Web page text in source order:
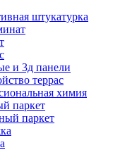
штукатурка
и 3д панели
террас
химия
паркет
паркет